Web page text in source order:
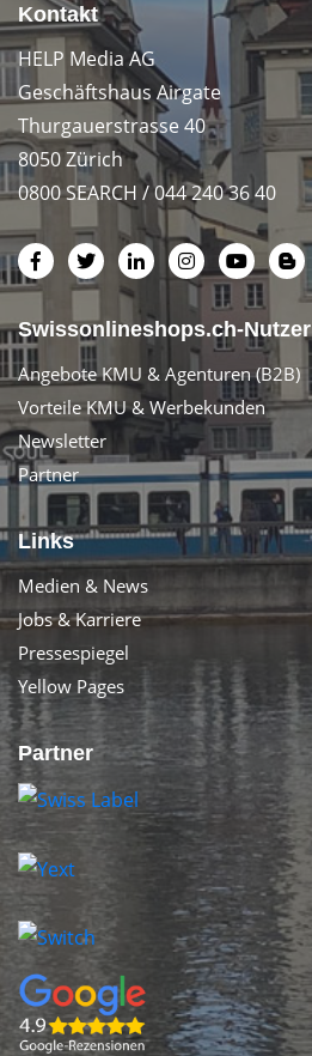
Kontakt
HELP Media AG
Geschäftshaus Airgate
Thurgauerstrasse 40
8050 Zürich
0800 SEARCH / 044 240 36 40
Swissonlineshops.ch-Nutzer
Angebote KMU & Agenturen (B2B)
Vorteile KMU & Werbekunden
Newsletter
Partner
Links
Medien & News
Jobs & Karriere
Pressespiegel
Yellow Pages
Partner